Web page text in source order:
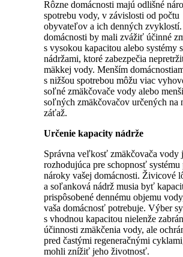
Rôzne domácnosti majú odlišné
spotrebu vody, v závislosti od počtu
obyvateľov a ich denných
domácnosti by mali zvážiť účinné
s vysokou kapacitou alebo systémy
nádržami, ktoré zabezpečia
mäkkej vody. Menším
s nižšou spotrebou môžu viac
soľné zmäkčovače vody alebo
soľných zmäkčovačov určených na
záťaž.
Určenie kapacity nádrže
Správna veľkosť zmäkčovača vody
rozhodujúca pre schopnosť
nároky vašej domácnosti. Živicové
a soľanková nádrž musia byť
prispôsobené dennému objemu
vaša domácnosť potrebuje. Výber
s vhodnou kapacitou nielenže
účinnosti zmäkčenia vody, ale
pred častými regeneračnými
mohli znížiť jeho životnosť.